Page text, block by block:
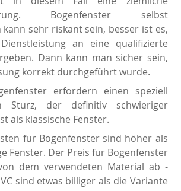
Bogenfenster selbst
kann sehr riskant sein, besser ist es,
an eine qualifizierte
Dann kann man sicher sein,
korrekt durchgeführt wurde.
erfordern einen speziell
Sturz, der definitiv schwieriger
als klassische Fenster.
für Bogenfenster sind höher als
Fenster. Der Preis für Bogenfenster
dem verwendeten Material ab -
sind etwas billiger als die Variante